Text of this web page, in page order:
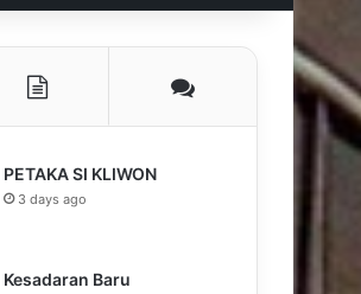
PETAKA SI KLIWON
3 days ago
Kesadaran Baru